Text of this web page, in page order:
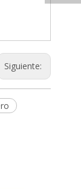
Siguiente: